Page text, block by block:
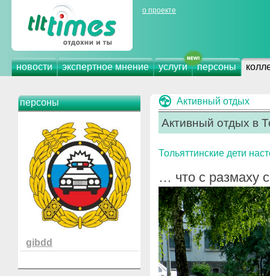
о проекте
новости экспертное мнение услуги персоны
персоны
gibdd
Активный отдых
Активный отдых в
Тольяттинские дети
… что с размаху